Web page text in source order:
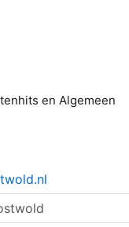
en Algemeen